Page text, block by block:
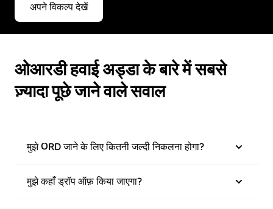
अपने विकल्प देखें
ओआरडी हवाई अड्डा के बारे में सबसे
ज़्यादा पूछे जाने वाले सवाल
मुझे ORD जाने के लिए कितनी जल्दी निकलना होगा?
मुझे कहाँ ड्रॉप ऑफ़ किया जाएगा?